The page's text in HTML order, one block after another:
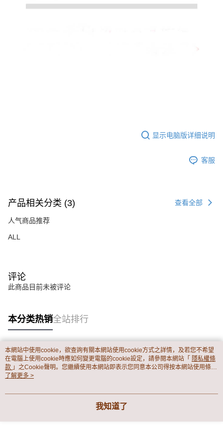
显示电脑版详细说明
客服
产品相关分类 (3) 查看全部
人气商品推荐
ALL
评论
此商品目前未被评论
本分类热销全站排行
热门标签
本網站中使用cookie，欲查詢有關本網站使用cookie方式之詳情，及若您不希望
在電腦上使用cookie時應如何變更電腦的cookie設定，請參閱本網站「 隱私權條
款 」之Cookie聲明。您繼續使用本網站即表示您同意本公司得按本網站使用條款
之Cookie聲明使用cookie。
了解更多 >
我知道了